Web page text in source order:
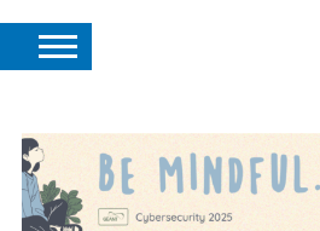
VEREIN INTERN